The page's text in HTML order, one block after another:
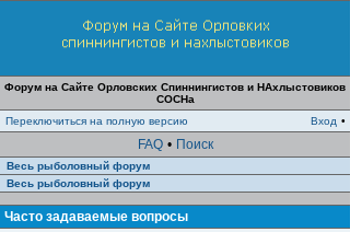
Форум на Сайте Орловских Спиннингистов и НАхлыстовиков
СОСНа
Переключиться на полную версию
Вход •
FAQ • Поиск
Весь рыболовный форум
Весь рыболовный форум
Часто задаваемые вопросы